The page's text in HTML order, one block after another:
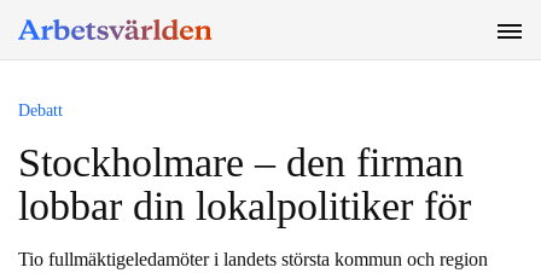
Debatt
Stockholmare – den firman
lobbar din lokalpolitiker för
Tio fullmäktigeledamöter i landets största kommun och region